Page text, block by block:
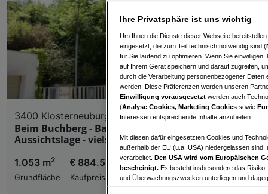
3400 Klosterneuburg
Beim Buchberg - Baugrund in herrlicher
Aussichtslage - vielseitige Nutzungsmöglichkeiten
1.053 m2
Grundfläche
€ 884.520,00
Kaufpreis
Ihre Privatsphäre ist uns wichtig
Um Ihnen die Dienste dieser Webseite
eingesetzt, die zum Teil technisch notwendig sind (
für Sie laufend zu optimieren. Wenn Sie
auf Ihrem Gerät speichern und darauf zugreifen,
durch die Verarbeitung personenbezogener
werden. Diese Präferenzen werden unseren
Einwilligung vorausgesetzt werden auch
(Analyse Cookies, Marketing Cookies sowie
Interessen entsprechende Inhalte anzubieten.
Mit diesen dafür eingesetzten Cookies und
außerhalb der EU (u.a. USA) niedergelassen
verarbeitet. Den USA wird vom Europäischen
bescheinigt. Es besteht insbesondere das
und Überwachungszwecken unterliegen und